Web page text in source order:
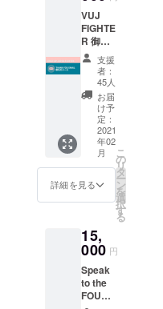
性があ
りま
す）。
リター
ンには
オンラ
インと
オフラ
インの
オフ
会、両
方への
参加券
が含ま
れま
フ会へ
の交通
自の負
担とな
りま
カー
セット
Your
bag of
choice
from
VIVID
(VUJ's
official
brand),
The
original
MAGAZ
INE and
the
VUJ
FIGHTE
R 御礼
のメー
ルを送
らせて
いただ
きま
す。 We
will be
sending
you a
thank
you
email
on
of our
team お
名前を
ウェブ
サイト
にVUJ
支援
者：
45人
お届
け予
定：
2021
年02
月
詳細を見る
こ
の
リ
タ
ー
ン
を
選
択
す
る
15,
000 円
Speak
to the
FOUND